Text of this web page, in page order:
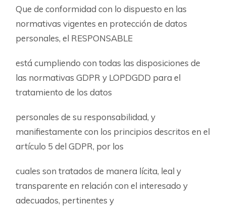
Que de conformidad con lo dispuesto en las
normativas vigentes en protección de datos
personales, el RESPONSABLE
está cumpliendo con todas las disposiciones de
las normativas GDPR y LOPDGDD para el
tratamiento de los datos
personales de su responsabilidad, y
manifiestamente con los principios descritos en el
artículo 5 del GDPR, por los
cuales son tratados de manera lícita, leal y
transparente en relación con el interesado y
adecuados, pertinentes y